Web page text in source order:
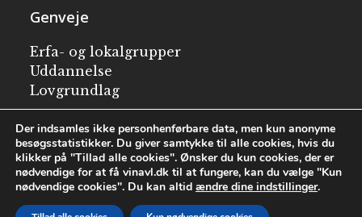
Genveje
Erfa- og lokalgrupper
Uddannelse
Lovgrundlag
Besøg en vingård
English
Der indsamles ikke personhenførbare data, men kun anonyme
besøgsstatistikker. Du giver samtykke til alle cookies, hvis du
klikker på "Tillad alle cookies". Ønsker du kun cookies, der er
nødvendige for at få vinavl.dk til at fungere, kan du vælge "Kun
nødvendige cookies". Du kan altid ændre dine indstillinger.